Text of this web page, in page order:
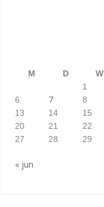
M
D W
1
6
7 8
13
14 15
20
21 22
27
28 29
« jun